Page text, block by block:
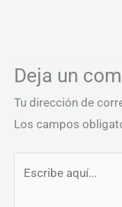
Deja un
Tu dirección de
Los campos